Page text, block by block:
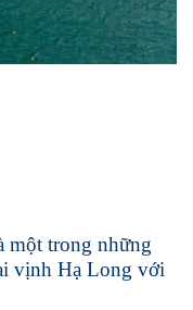
một trong những
vịnh Hạ Long với